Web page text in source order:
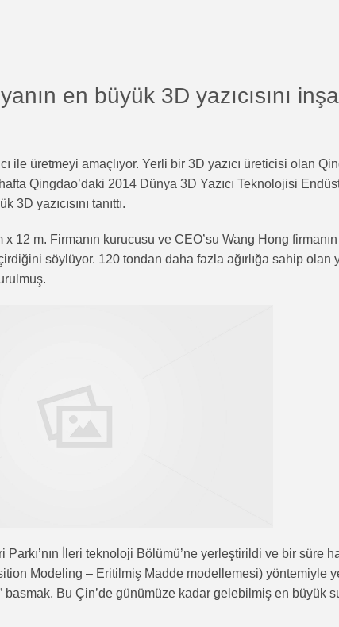
en büyük 3D yazıcısını inşa
ile üretmeyi amaçlıyor. Yerli bir 3D yazıcı üreticisi olan
Qingdao’daki 2014 Dünya 3D Yazıcı Teknolojisi
3D yazıcısını tanıttı.
x 12 m. Firmanın kurucusu ve CEO’su Wang Hong
söylüyor. 120 tondan daha fazla ağırlığa sahip olan
Parkı’nın İleri teknoloji Bölümü’ne yerleştirildi ve bir süre
Modeling – Eritilmiş Madde modellemesi) yöntemiyle
basmak. Bu Çin’de günümüze kadar gelebilmiş en büyük